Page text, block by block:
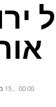
00:00
, 15 מאי 2015